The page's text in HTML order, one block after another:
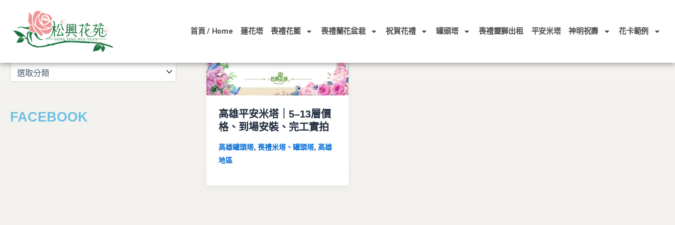
首頁 / Home 蓮花塔 喪禮花籃 喪禮蘭花盆栽 祝賀花禮 罐頭塔 喪禮靈獅出租 平安米塔 神明祝壽 花卡範例
文章分類
類
FACEBOOK
高雄平安米塔｜5–13層價
格、到場安裝、完工實拍
高雄罐頭塔,喪禮米塔、罐頭塔,高雄
地區